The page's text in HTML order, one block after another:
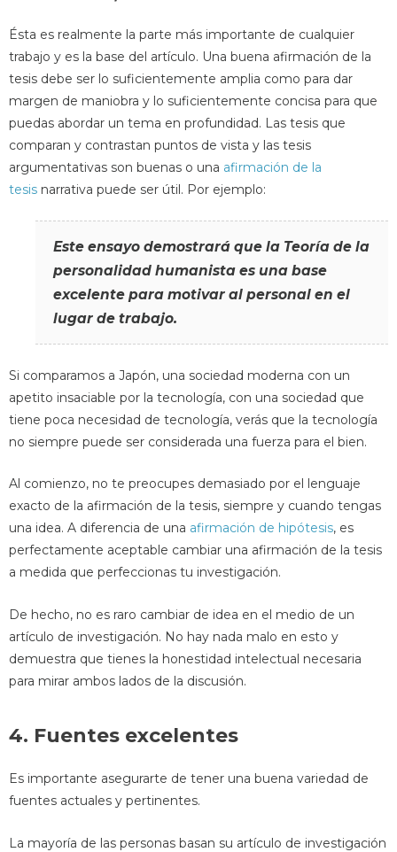
Ésta es realmente la parte más importante de cualquier
trabajo y es la base del artículo. Una buena afirmación de la
tesis debe ser lo suficientemente amplia como para dar
margen de maniobra y lo suficientemente concisa para que
puedas abordar un tema en profundidad. Las tesis que
comparan y contrastan puntos de vista y las tesis
argumentativas son buenas o una afirmación de la
tesis narrativa puede ser útil. Por ejemplo:
Este ensayo demostrará que la Teoría de la
personalidad humanista es una base
excelente para motivar al personal en el
lugar de trabajo.
Si comparamos a Japón, una sociedad moderna con un
apetito insaciable por la tecnología, con una sociedad que
tiene poca necesidad de tecnología, verás que la tecnología
no siempre puede ser considerada una fuerza para el bien.
Al comienzo, no te preocupes demasiado por el lenguaje
exacto de la afirmación de la tesis, siempre y cuando tengas
una idea. A diferencia de una afirmación de hipótesis, es
perfectamente aceptable cambiar una afirmación de la tesis
a medida que perfeccionas tu investigación.
De hecho, no es raro cambiar de idea en el medio de un
artículo de investigación. No hay nada malo en esto y
demuestra que tienes la honestidad intelectual necesaria
para mirar ambos lados de la discusión.
4. Fuentes excelentes
Es importante asegurarte de tener una buena variedad de
fuentes actuales y pertinentes.
La mayoría de las personas basan su artículo de investigación